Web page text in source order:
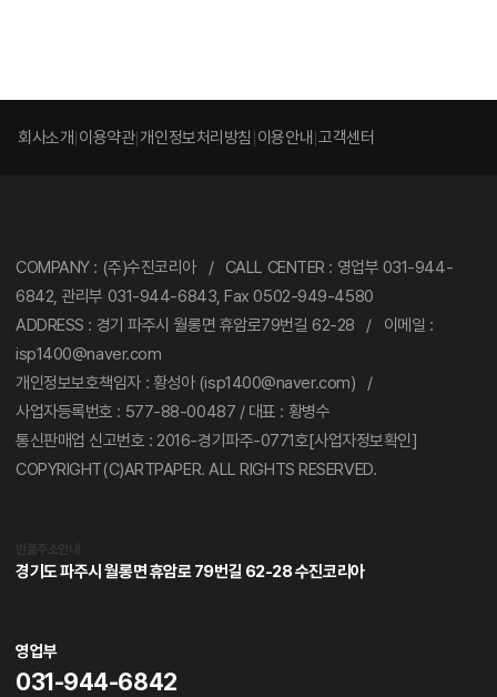
회사소개 이용약관 개인정보처리방침 이용안내 고객센터
COMPANY : (주)수진코리아 / CALL CENTER : 영업부 031-944-
6842, 관리부 031-944-6843, Fax 0502-949-4580
ADDRESS : 경기 파주시 월롱면 휴암로79번길 62-28 / 이메일 :
isp1400@naver.com
개인정보보호책임자 : 황성아 (isp1400@naver.com) /
사업자등록번호 : 577-88-00487 / 대표 : 황병수
통신판매업 신고번호 : 2016-경기파주-0771호[사업자정보확인]
COPYRIGHT(C)ARTPAPER. ALL RIGHTS RESERVED.
경기도 파주시 월롱면 휴암로 79번길 62-28 수진코리아
영업부
031-944-6842